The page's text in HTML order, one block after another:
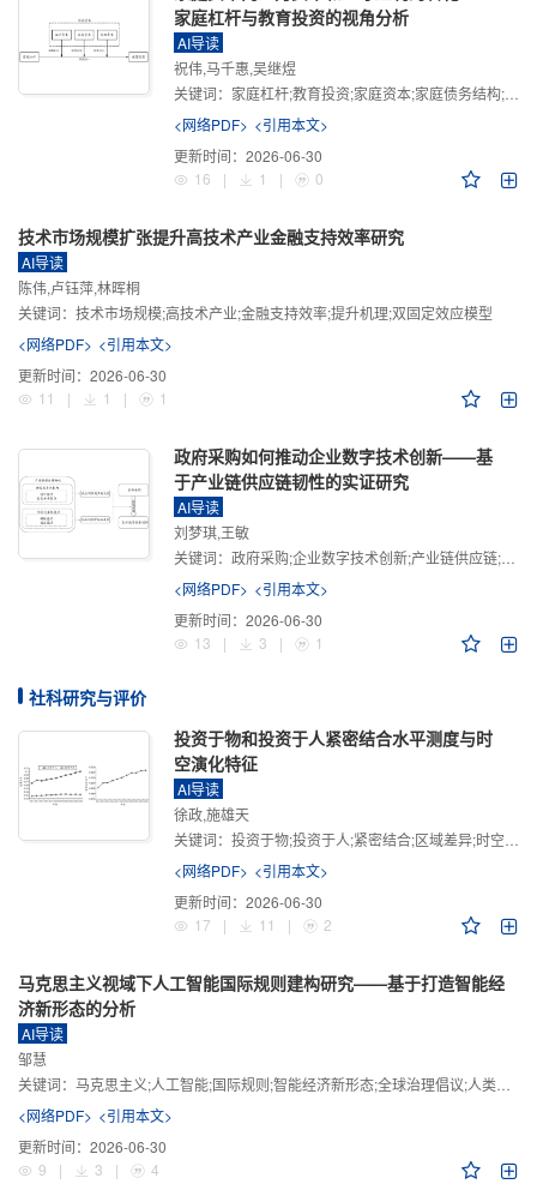
家庭杠杆与教育投资的视角分析
AI导读
祝伟,马千惠,吴继煜
关键词： 家庭杠杆;教育投资;家庭资本;家庭债务结构;CHFS
<网络PDF> <引用本文>
更新时间： 2026-06-30
16
| 1 | 0
技术市场规模扩张提升高技术产业金融支持效率研究
AI导读
陈伟,卢钰萍,林晖桐
关键词： 技术市场规模;高技术产业;金融支持效率;提升机理;双固定效应模型
<网络PDF> <引用本文>
更新时间： 2026-06-30
11
| 1 | 1
政府采购如何推动企业数字技术创新——基
于产业链供应链韧性的实证研究
AI导读
刘梦琪,王敏
关键词： 政府采购;企业数字技术创新;产业链供应链;产业链供应链韧性;需求侧财政政策
<网络PDF> <引用本文>
更新时间： 2026-06-30
13
| 3 | 1
社科研究与评价
投资于物和投资于人紧密结合水平测度与时
空演化特征
AI导读
徐政,施雄天
关键词： 投资于物;投资于人;紧密结合;区域差异;时空演化
<网络PDF> <引用本文>
更新时间： 2026-06-30
17
| 11 | 2
马克思主义视域下人工智能国际规则建构研究——基于打造智能经
济新形态的分析
AI导读
邹慧
关键词： 马克思主义;人工智能;国际规则;智能经济新形态;全球治理倡议;人类命运共同体
<网络PDF> <引用本文>
更新时间： 2026-06-30
9
| 3 | 4